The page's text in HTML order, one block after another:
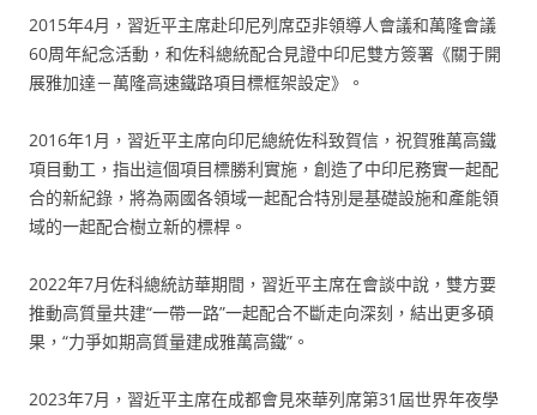
2015年4月，習近平主席赴印尼列席亞非領導人會議和萬隆會議
60周年紀念活動，和佐科總統配合見證中印尼雙方簽署《關于開
展雅加達－萬隆高速鐵路項目標框架設定》。
2016年1月，習近平主席向印尼總統佐科致賀信，祝賀雅萬高鐵
項目動工，指出這個項目標勝利實施，創造了中印尼務實一起配
合的新紀錄，將為兩國各領域一起配合特別是基礎設施和產能領
域的一起配合樹立新的標桿。
2022年7月佐科總統訪華期間，習近平主席在會談中說，雙方要
推動高質量共建“一帶一路”一起配合不斷走向深刻，結出更多碩
果，“力爭如期高質量建成雅萬高鐵”。
2023年7月，習近平主席在成都會見來華列席第31屆世界年夜學